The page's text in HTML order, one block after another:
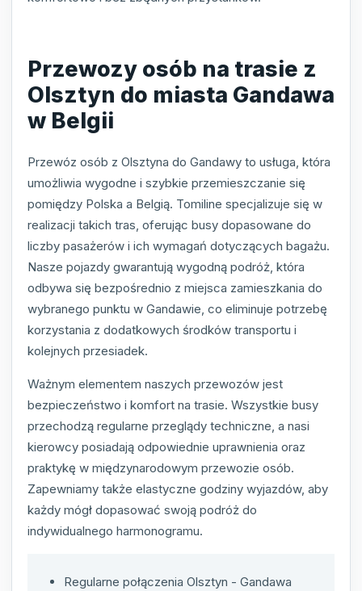
Przewozy osób na trasie z
Olsztyn do miasta Gandawa
w Belgii
Przewóz osób z Olsztyna do Gandawy to usługa, która
umożliwia wygodne i szybkie przemieszczanie się
pomiędzy Polska a Belgią. Tomiline specjalizuje się w
realizacji takich tras, oferując busy dopasowane do
liczby pasażerów i ich wymagań dotyczących bagażu.
Nasze pojazdy gwarantują wygodną podróż, która
odbywa się bezpośrednio z miejsca zamieszkania do
wybranego punktu w Gandawie, co eliminuje potrzebę
korzystania z dodatkowych środków transportu i
kolejnych przesiadek.
Ważnym elementem naszych przewozów jest
bezpieczeństwo i komfort na trasie. Wszystkie busy
przechodzą regularne przeglądy techniczne, a nasi
kierowcy posiadają odpowiednie uprawnienia oraz
praktykę w międzynarodowym przewozie osób.
Zapewniamy także elastyczne godziny wyjazdów, aby
każdy mógł dopasować swoją podróż do
indywidualnego harmonogramu.
Regularne połączenia Olsztyn - Gandawa